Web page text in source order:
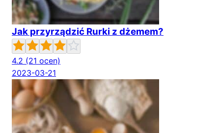
Jak przyrządzić Rurki z dżemem?
4.2 (21 ocen)
2023-03-21